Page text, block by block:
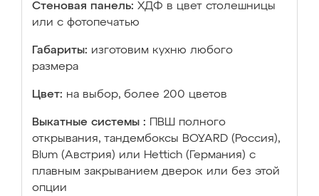
Стеновая панель: ХДФ в цвет столешницы
или с фотопечатью
Габариты: изготовим кухню любого
размера
Цвет: на выбор, более 200 цветов
Выкатные системы :
ПВШ полного
открывания, тандембоксы BOYARD (Россия),
Blum (Австрия) или Hettich (Германия) с
плавным закрыванием дверок или без этой
опции